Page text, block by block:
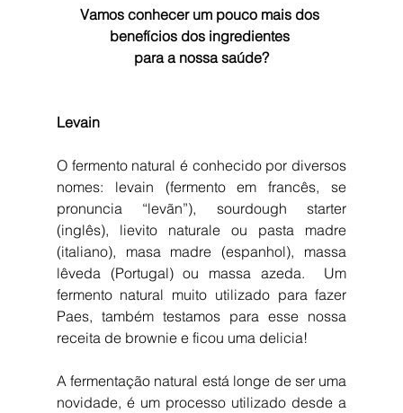
Vamos conhecer um pouco mais dos
benefícios dos ingredientes
para a nossa saúde?
Levain
O fermento natural é conhecido por diversos
nomes: levain (fermento em francês, se
pronuncia “levãn”), sourdough starter
(inglês), lievito naturale ou pasta madre
(italiano), masa madre (espanhol), massa
lêveda (Portugal) ou massa azeda.  Um
fermento natural muito utilizado para fazer
Paes, também testamos para esse nossa
receita de brownie e ficou uma delicia!
A fermentação natural está longe de ser uma
novidade, é um processo utilizado desde a